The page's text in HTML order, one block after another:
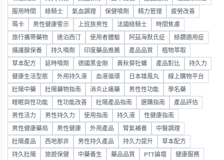
服用時間 綠騎士 氣血調理 保健噴劑 精力管理 疲勞改善
瑪卡 男性健康警示 上班族男性 法國綠騎士 時間焦慮
旅行攜帶藥物 達泊西汀 使用者體驗 阿茲海默氏症 綠鑽適用症
攝護腺保養 持久噴劑 印度藥品推薦 產品品質 植物萃取
草本配方 延時噴劑 德國黑金剛 黃秋葵牡蠣 產品對比 持久力
健康生活型態 外用持久液 血液循環 日本雄風丸 線上購物平台
壯陽中藥 壯陽藥物指南 消炎止痛藥 男性性功能 學名藥
睡眠與性功能 性功能改善 壯陽產品指南 選購指南 產品評估
男性活力 男性持久力 使用指南 持久液 性健康指南
男性健康藥局 男性健康 外用產品 腎氣補養 中醫調理
壯陽產品 西地那非 男性持久產品 持久力提升 草本配方
持久壯陽 旅遊保健 中藥養生 藥品品質 PTT論壇 健康服務